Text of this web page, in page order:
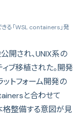
る「WSL containers」発
開され、UNIX系の
ブ移植された。開発
トフォーム開発の
と合わせて
整備する意図が見